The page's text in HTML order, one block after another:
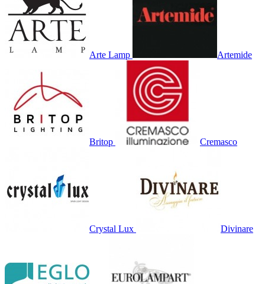
Arte Lamp Artemide
Britop Cremasco
Crystal Lux Divinare